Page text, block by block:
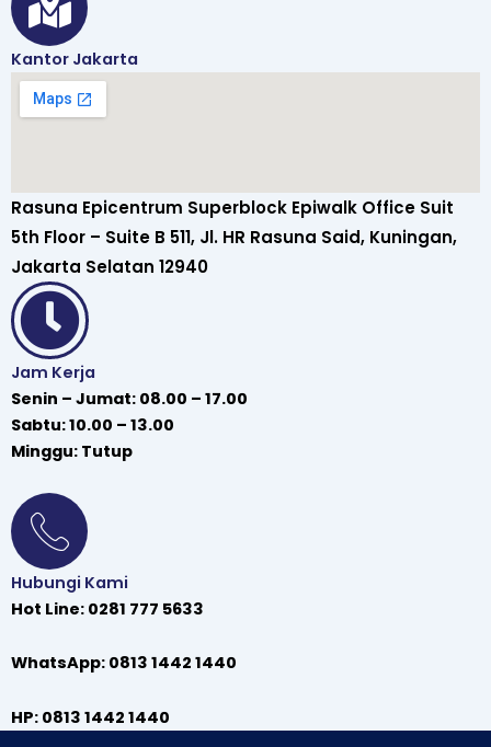
Kantor Jakarta
Rasuna Epicentrum Superblock Epiwalk Office Suit
5th Floor – Suite B 511, Jl. HR Rasuna Said, Kuningan,
Jakarta Selatan 12940
Jam Kerja
Senin – Jumat: 08.00 – 17.00
Sabtu: 10.00 – 13.00
Minggu: Tutup
Hubungi Kami
Hot Line: 0281 777 5633
WhatsApp: 0813 1442 1440
HP: 0813 1442 1440